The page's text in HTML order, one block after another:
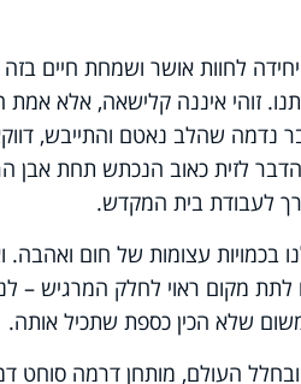
לחוות אושר ושמחת חיים
זוהי איננה קלישאה, אלא
נדמה שהלב נאטם והתייבש,
לזית כאוב הנכתש תחת אבן
לעבודת בית המקדש.
בכמויות עצומות של חום
מקום ראוי לחלק המרגיש –
שלא הכין כספת שתכיל אותה.
העולם, מותחן דרמה